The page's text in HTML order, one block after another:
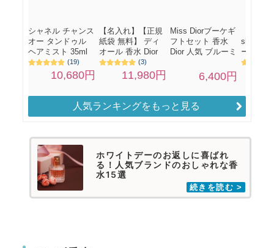
人気ランキングをもっと見る
ホワイトデーのお返しに喜ばれ
る！人気ブランドのおしゃれな香
水15選